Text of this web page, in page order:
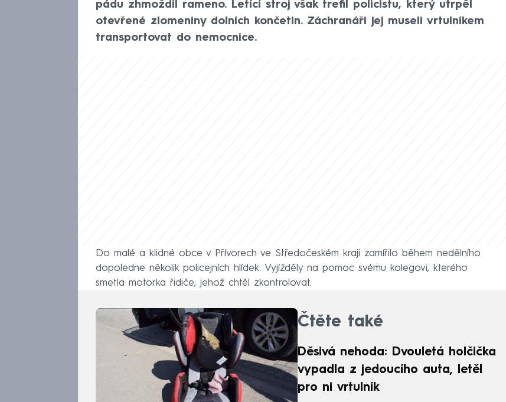
pádu zhmoždil rameno. Letící stroj však trefil policistu, který utrpěl
otevřené zlomeniny dolních končetin. Záchranáři jej museli vrtulníkem
transportovat do nemocnice.
Do malé a klidné obce v Přívorech ve Středočeském kraji zamířilo během nedělního
dopoledne několik policejních hlídek. Vyjížděly na pomoc svému kolegovi, kterého
smetla motorka řidiče, jehož chtěl zkontrolovat.
Čtěte také
Děsivá nehoda: Dvouletá holčička
vypadla z jedoucího auta, letěl
pro ni vrtulník